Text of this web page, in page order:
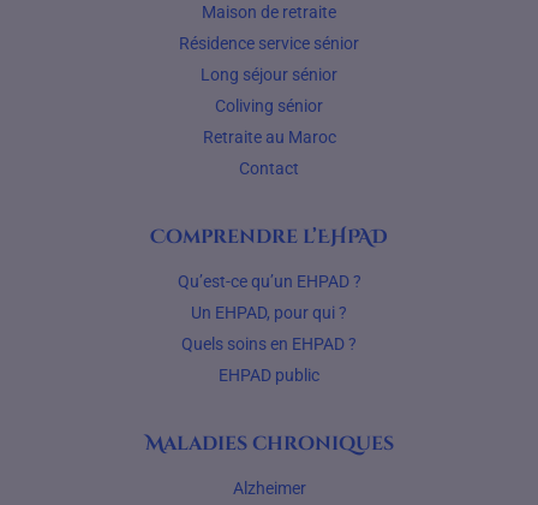
Maison de retraite
Résidence service sénior
Long séjour sénior
Coliving sénior
Retraite au Maroc
Contact
Comprendre l’EHPAD
Qu’est-ce qu’un EHPAD ?
Un EHPAD, pour qui ?
Quels soins en EHPAD ?
EHPAD public
Maladies chroniques
Alzheimer